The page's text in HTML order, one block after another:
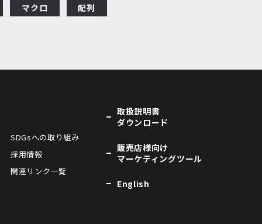
マクロ 配列
SDGsへの取り組み
採用情報
関連リンク一覧
取扱説明書
ダウンロード
販売店様向け
マーケティングツール
English